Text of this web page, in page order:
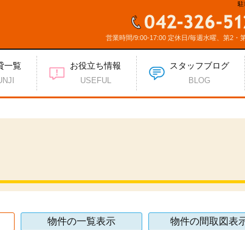
駐
営業時間/9:00-17:00 定休日/毎週水曜、第2・
一覧 お役立ち情報
USEFUL
スタッフブログ
BLOG
物件の一覧表示 物件の間取図表